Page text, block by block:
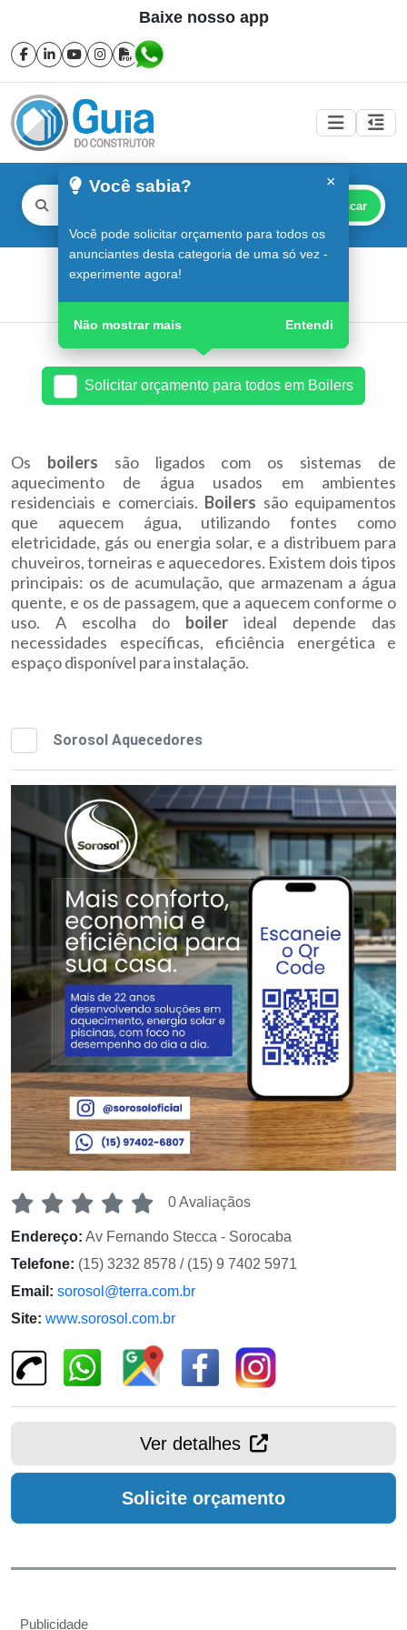
Baixe nosso app
Buscar
Boilers em Sorocaba
Guia do Construtor Guia Digital Boilers
Solicitar orçamento para todos em Boilers
×
Você sabia?
Você pode solicitar orçamento para todos os
anunciantes desta categoria de uma só vez -
experimente agora!
Não mostrar mais Entendi
Os boilers são ligados com os sistemas de
aquecimento de água usados em ambientes
residenciais e comerciais. Boilers são equipamentos
que aquecem água, utilizando fontes como
eletricidade, gás ou energia solar, e a distribuem para
chuveiros, torneiras e aquecedores. Existem dois tipos
principais: os de acumulação, que armazenam a água
quente, e os de passagem, que a aquecem conforme o
uso. A escolha do boiler ideal depende das
necessidades específicas, eficiência energética e
espaço disponível para instalação.
Sorosol Aquecedores
0 Avaliaçãos
Endereço: Av Fernando Stecca - Sorocaba
Telefone: (15) 3232 8578 / (15) 9 7402 5971
Email: sorosol@terra.com.br
Site: www.sorosol.com.br
Ver detalhes
Solicite orçamento
Publicidade